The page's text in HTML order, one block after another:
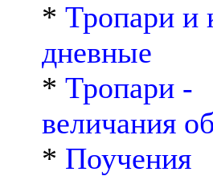
* Тропари и
дневные
* Тропари -
величания
* Поучения